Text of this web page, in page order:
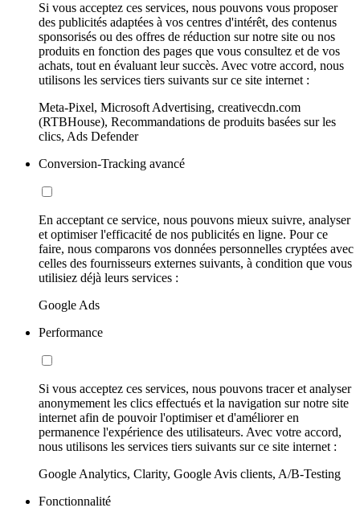
Si vous acceptez ces services, nous pouvons vous proposer
des publicités adaptées à vos centres d'intérêt, des contenus
sponsorisés ou des offres de réduction sur notre site ou nos
produits en fonction des pages que vous consultez et de vos
achats, tout en évaluant leur succès. Avec votre accord, nous
utilisons les services tiers suivants sur ce site internet :
Meta-Pixel, Microsoft Advertising, creativecdn.com
(RTBHouse), Recommandations de produits basées sur les
clics, Ads Defender
Conversion-Tracking avancé
En acceptant ce service, nous pouvons mieux suivre, analyser
et optimiser l'efficacité de nos publicités en ligne. Pour ce
faire, nous comparons vos données personnelles cryptées avec
celles des fournisseurs externes suivants, à condition que vous
utilisiez déjà leurs services :
Google Ads
Performance
Si vous acceptez ces services, nous pouvons tracer et analyser
anonymement les clics effectués et la navigation sur notre site
internet afin de pouvoir l'optimiser et d'améliorer en
permanence l'expérience des utilisateurs. Avec votre accord,
nous utilisons les services tiers suivants sur ce site internet :
Google Analytics, Clarity, Google Avis clients, A/B-Testing
Fonctionnalité